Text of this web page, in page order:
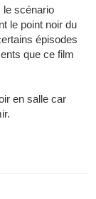
le scénario
le point noir du
épisodes
que ce film
en salle car